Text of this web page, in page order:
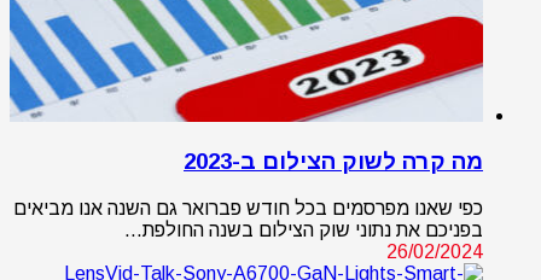
מה קרה לשוק הצילום ב-2023
כפי שאנו מפרסמים בכל חודש פברואר גם השנה אנו מביאים
בפניכם את נתוני שוק הצילום בשנה החולפת…
26/02/2024